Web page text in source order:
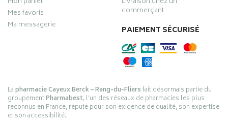
Mes favoris
Ma messagerie
commerçant
PAIEMENT SÉCURISÉ
Lapharmacie Cayeux Berck – Rang-du-Fliersfait désormais partie du
groupementPharmabest, l’un des réseaux de pharmacies les plus
reconnus en France, réputé pour son exigence de qualité, son expertise
et son accessibilité.